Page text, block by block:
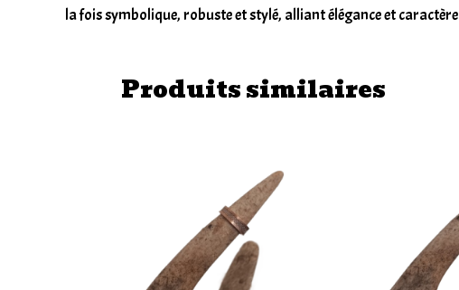
la fois symbolique, robuste et stylé, alliant élégance et caractère
Produits similaires